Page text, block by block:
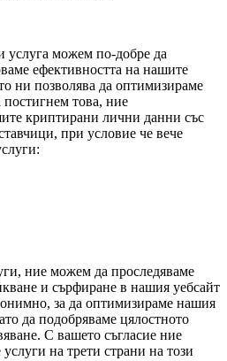
услуга можем по-добре да
ефективността на нашите
ни позволява да оптимизираме
това, ние
криптирани лични данни със
при условие че вече
ние можем да проследяваме
и сърфиране в нашия уебсайт
за да оптимизираме нашия
да подобряваме цялостното
С вашето съгласие ние
на трети страни на този